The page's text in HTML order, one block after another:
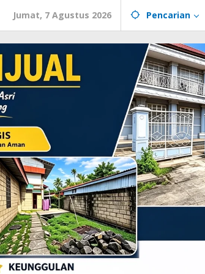
Jumat, 7 Agustus 2026 Pencarian